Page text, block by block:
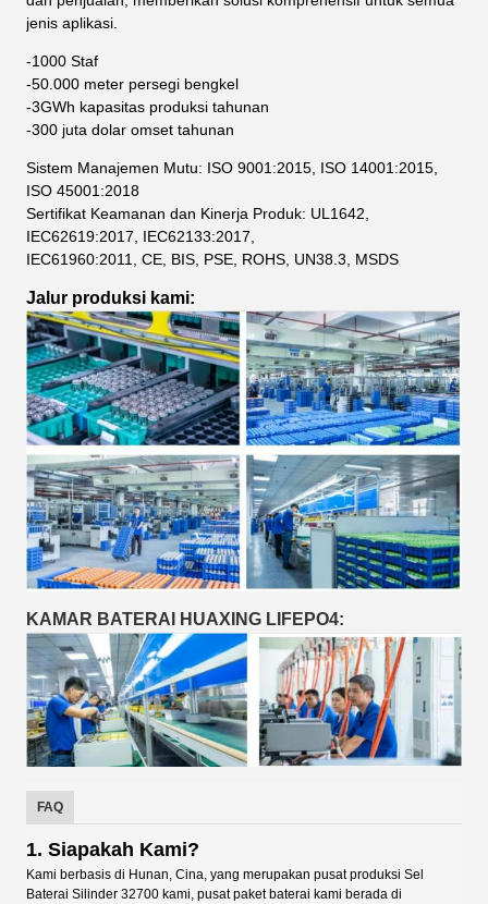
jenis aplikasi.
-1000 Staf
-50.000 meter persegi bengkel
-3GWh kapasitas produksi tahunan
-300 juta dolar omset tahunan
Sistem Manajemen Mutu: ISO 9001:2015, ISO 14001:2015,
ISO 45001:2018
Sertifikat Keamanan dan Kinerja Produk: UL1642,
IEC62619:2017, IEC62133:2017,
IEC61960:2011, CE, BIS, PSE, ROHS, UN38.3, MSDS
Jalur produksi kami:
KAMAR BATERAI HUAXING LIFEPO4:
FAQ
1. Siapakah Kami?
Kami berbasis di Hunan, Cina, yang merupakan pusat produksi Sel
Baterai Silinder 32700 kami, pusat paket baterai kami berada di